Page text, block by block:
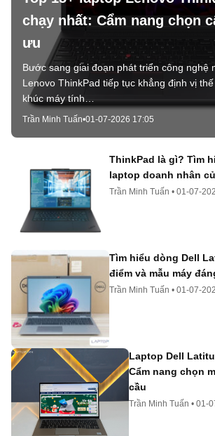
chạy nhất: Cẩm nang chọn
ưu
Bước sang giai đoạn phát triển công nghệ
Lenovo ThinkPad tiếp tục khẳng định vị
khúc máy tính…
Trần Minh Tuấn•01-07-2026 17:05
ThinkPad là gì? Tìm
laptop doanh nhân
Trần Minh Tuấn • 01-07-
Tìm hiểu dòng Dell
điểm và mẫu máy
Trần Minh Tuấn • 01-07-
Laptop Dell
Cẩm nang chọn
cầu
Trần Minh Tuấn • 01-